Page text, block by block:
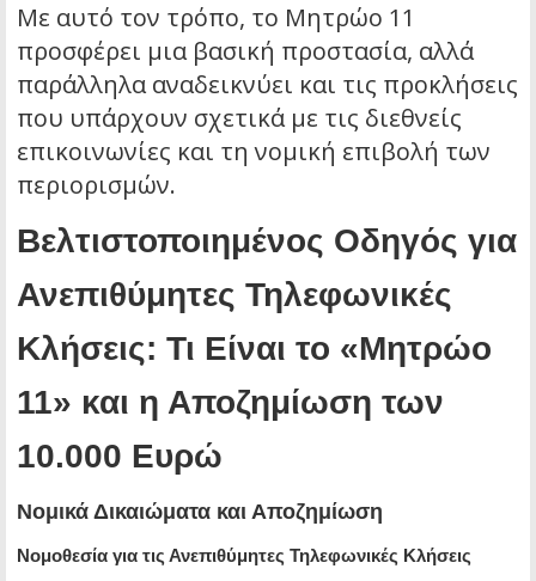
Με αυτό τον τρόπο, το Μητρώο 11
προσφέρει μια βασική προστασία, αλλά
παράλληλα αναδεικνύει και τις προκλήσεις
που υπάρχουν σχετικά με τις διεθνείς
επικοινωνίες και τη νομική επιβολή των
περιορισμών.
Βελτιστοποιημένος Οδηγός για
Ανεπιθύμητες Τηλεφωνικές
Κλήσεις: Τι Είναι το «Μητρώο
11» και η Αποζημίωση των
10.000 Ευρώ
Νομικά Δικαιώματα και Αποζημίωση
Νομοθεσία για τις Ανεπιθύμητες Τηλεφωνικές Κλήσεις